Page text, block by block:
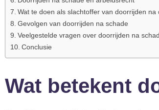
Wat te doen als slachtoffer van doorrijden na
Gevolgen van doorrijden na schade
Veelgestelde vragen over doorrijden na
Conclusie
Wat betekent